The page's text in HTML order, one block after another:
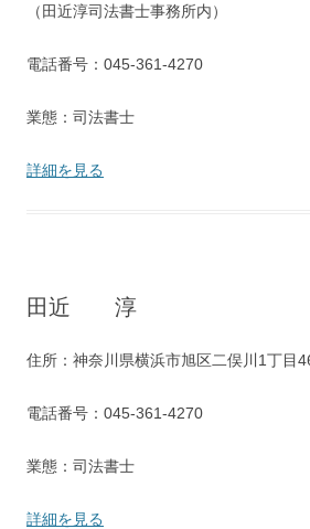
（田近淳司法書士事務所内）
電話番号：045-361-4270
業態：司法書士
詳細を見る
田近 淳
住所：神奈川県横浜市旭区二俣川1丁目
電話番号：045-361-4270
業態：司法書士
詳細を見る